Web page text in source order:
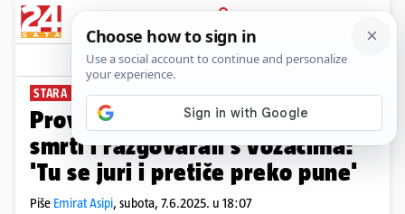
PRIJAVA
News Komentari
STARA ZAGORSKA
Provozali smo se magistralom
smrti i razgovarali s vozačima:
'Tu se juri i pretiče preko pune'
Piše Emirat Asipi, subota, 7.6.2025. u 18:07